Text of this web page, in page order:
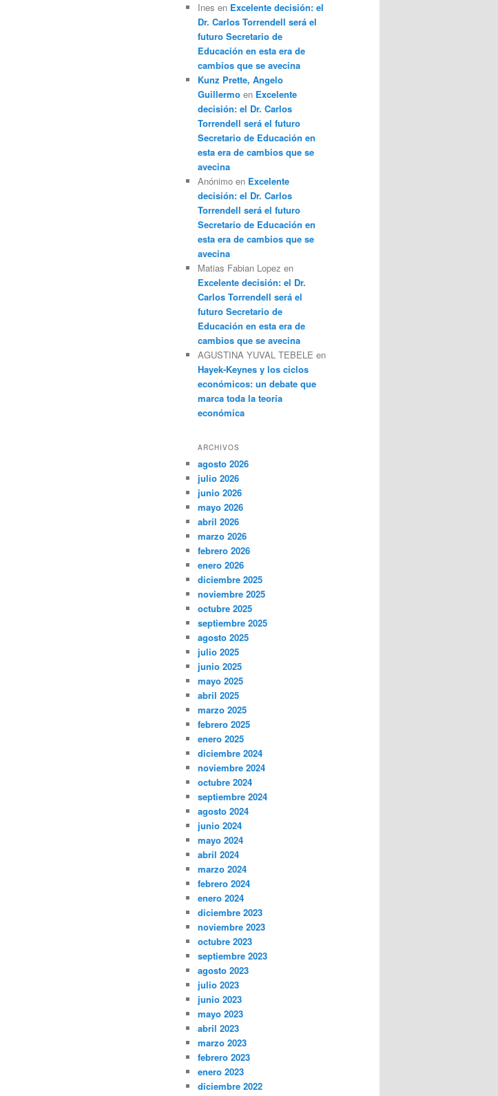
Ines en Excelente decisión: el
Dr. Carlos Torrendell será el
futuro Secretario de
Educación en esta era de
cambios que se avecina
Kunz Prette, Angelo
Guillermo en Excelente
decisión: el Dr. Carlos
Torrendell será el futuro
Secretario de Educación en
esta era de cambios que se
avecina
Anónimo en Excelente
decisión: el Dr. Carlos
Torrendell será el futuro
Secretario de Educación en
esta era de cambios que se
avecina
Matias Fabian Lopez en
Excelente decisión: el Dr.
Carlos Torrendell será el
futuro Secretario de
Educación en esta era de
cambios que se avecina
AGUSTINA YUVAL TEBELE en
Hayek-Keynes y los ciclos
económicos: un debate que
marca toda la teoría
económica
ARCHIVOS
agosto 2026
julio 2026
junio 2026
mayo 2026
abril 2026
marzo 2026
febrero 2026
enero 2026
diciembre 2025
noviembre 2025
octubre 2025
septiembre 2025
agosto 2025
julio 2025
junio 2025
mayo 2025
abril 2025
marzo 2025
febrero 2025
enero 2025
diciembre 2024
noviembre 2024
octubre 2024
septiembre 2024
agosto 2024
junio 2024
mayo 2024
abril 2024
marzo 2024
febrero 2024
enero 2024
diciembre 2023
noviembre 2023
octubre 2023
septiembre 2023
agosto 2023
julio 2023
junio 2023
mayo 2023
abril 2023
marzo 2023
febrero 2023
enero 2023
diciembre 2022